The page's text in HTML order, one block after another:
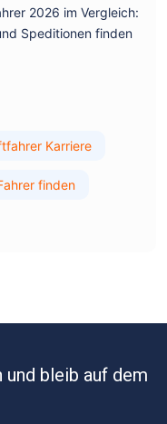
2026 im Vergleich:
Speditionen finden
Karriere
finden
bleib auf dem